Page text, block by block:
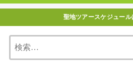
聖地ツアースケジュール
索: